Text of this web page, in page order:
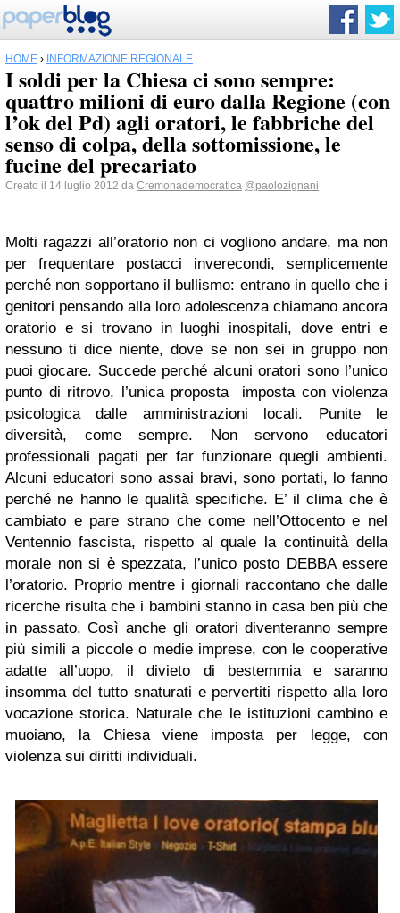
HOME › INFORMAZIONE REGIONALE
I soldi per la Chiesa ci sono sempre:
quattro milioni di euro dalla Regione (con
l’ok del Pd) agli oratori, le fabbriche del
senso di colpa, della sottomissione, le
fucine del precariato
Creato il 14 luglio 2012 da Cremonademocratica @paolozignani
Molti ragazzi all’oratorio non ci vogliono andare, ma non
per frequentare postacci inverecondi, semplicemente
perché non sopportano il bullismo: entrano in quello che i
genitori pensando alla loro adolescenza chiamano ancora
oratorio e si trovano in luoghi inospitali, dove entri e
nessuno ti dice niente, dove se non sei in gruppo non
puoi giocare. Succede perché alcuni oratori sono l’unico
punto di ritrovo, l’unica proposta imposta con violenza
psicologica dalle amministrazioni locali. Punite le
diversità, come sempre. Non servono educatori
professionali pagati per far funzionare quegli ambienti.
Alcuni educatori sono assai bravi, sono portati, lo fanno
perché ne hanno le qualità specifiche. E’ il clima che è
cambiato e pare strano che come nell’Ottocento e nel
Ventennio fascista, rispetto al quale la continuità della
morale non si è spezzata, l’unico posto DEBBA essere
l’oratorio. Proprio mentre i giornali raccontano che dalle
ricerche risulta che i bambini stanno in casa ben più che
in passato. Così anche gli oratori diventeranno sempre
più simili a piccole o medie imprese, con le cooperative
adatte all’uopo, il divieto di bestemmia e saranno
insomma del tutto snaturati e pervertiti rispetto alla loro
vocazione storica. Naturale che le istituzioni cambino e
muoiano, la Chiesa viene imposta per legge, con
violenza sui diritti individuali.